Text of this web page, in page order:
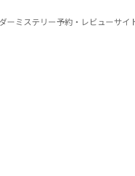
ーミステリー予約・レビューサイ